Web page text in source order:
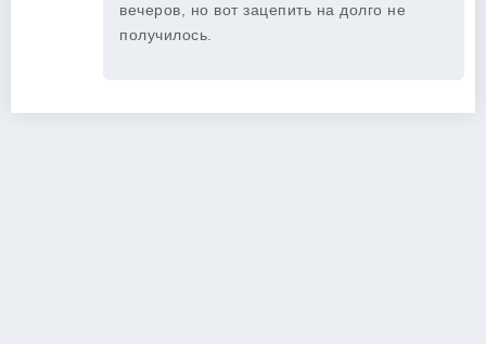
вечеров, но вот зацепить на долго не
получилось.